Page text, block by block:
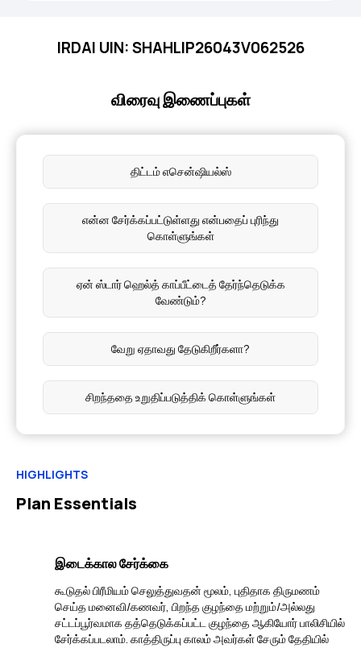
IRDAI UIN: SHAHLIP26043V062526
விரைவு இணைப்புகள்
திட்டம் எசென்ஷியல்ஸ்
என்ன சேர்க்கப்பட்டுள்ளது என்பதைப் புரிந்து
கொள்ளுங்கள்
ஏன் ஸ்டார் ஹெல்த் காப்பீட்டைத் தேர்ந்தெடுக்க
வேண்டும்?
வேறு ஏதாவது தேடுகிறீர்களா?
சிறந்ததை உறுதிப்படுத்திக் கொள்ளுங்கள்
HIGHLIGHTS
Plan Essentials
இடைக்கால சேர்க்கை
கூடுதல் பிரீமியம் செலுத்துவதன் மூலம், புதிதாக திருமணம்
செய்த மனைவி/கணவர், பிறந்த குழந்தை மற்றும்/அல்லது
சட்டப்பூர்வமாக தத்தெடுக்கப்பட்ட குழந்தை ஆகியோர் பாலிசியில்
சேர்க்கப்படலாம். காத்திருப்பு காலம் அவர்கள் சேரும் தேதியில்